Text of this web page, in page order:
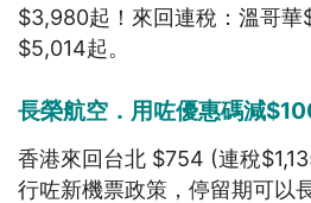
$3,980起！來回連稅：溫哥
$5,014起。
長榮航空．用咗優惠碼減
香港來回台北 $754 (連稅
行咗新機票政策，停留期可以